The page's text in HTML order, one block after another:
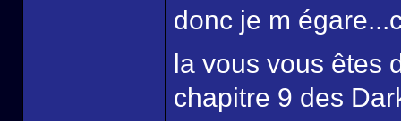
donc je m
la vous vous êtes
chapitre 9 des